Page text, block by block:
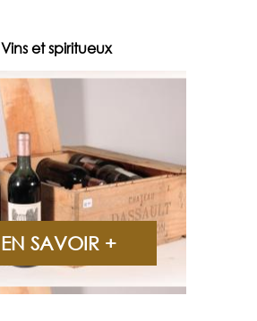
Vins et spiritueux
EN SAVOIR +